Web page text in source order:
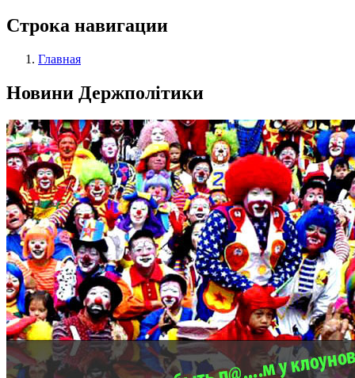
Строка навигации
Главная
Новини Держполітики